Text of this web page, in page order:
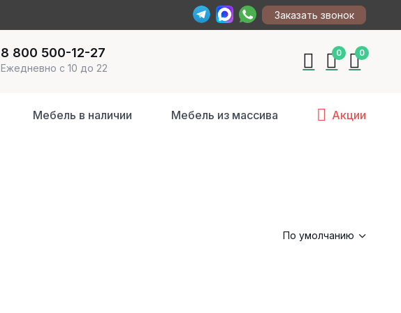
Заказать звонок
8 800 500-12-27
Ежедневно с 10 до 22
0 0
Мебель в наличии Мебель из массива Акции
По умолчанию